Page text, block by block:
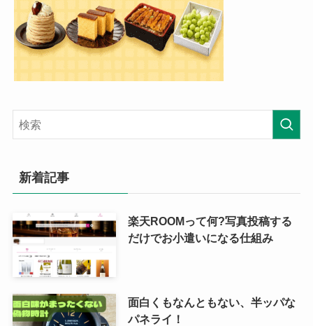
新着記事
楽天ROOMって何?写真投稿する
だけでお小遣いになる仕組み
面白くもなんともない、半ッパな
パネライ！